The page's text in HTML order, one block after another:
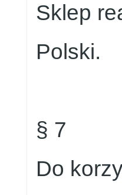
Sklep
Polski.
§ 7
Do